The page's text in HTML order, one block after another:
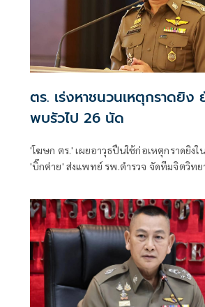
ตร. เร่งหาชนวนเหตุกราดยิง
พบรัวไป 26 นัด
'โฆษก ตร.' เผยอาวุธปืนใช้ก่อเหตุกราดยิงใ
'บิ๊กต่าย' ส่งแพทย์ รพ.ตำรวจ จัดทีมจิตวิทย